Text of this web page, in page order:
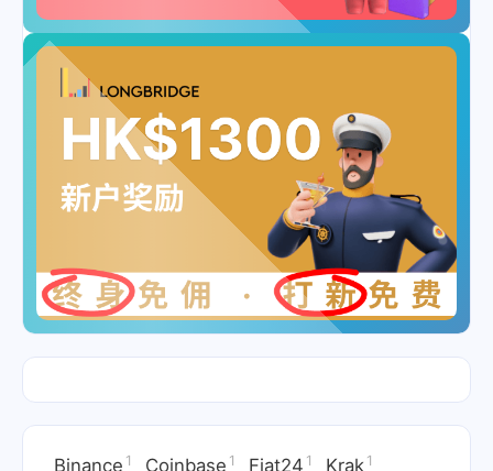
Binance 1 Coinbase 1 Fiat24 1 Krak 1